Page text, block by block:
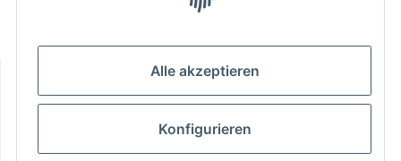
Alle akzeptieren
Konfigurieren
Gesetzliche Informationen